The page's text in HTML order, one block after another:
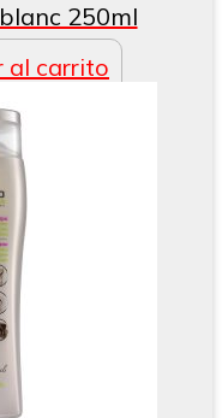
250ml
al carrito